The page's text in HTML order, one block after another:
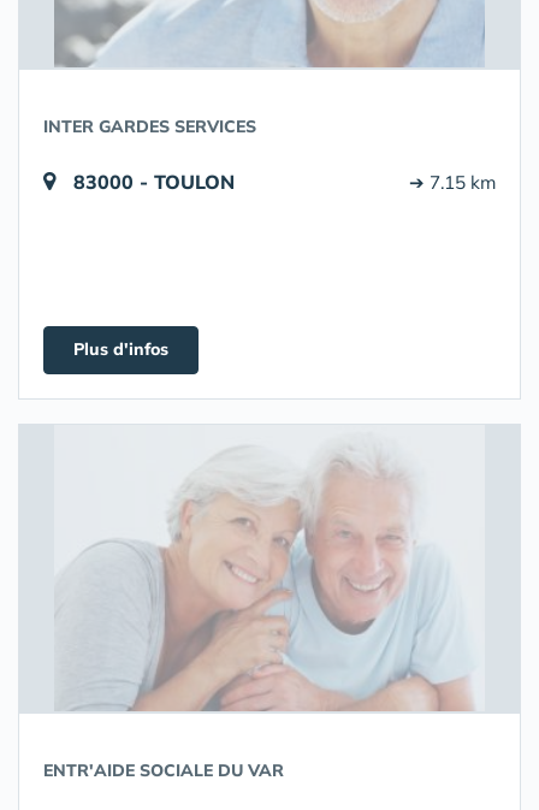
INTER GARDES SERVICES
83000 - TOULON ➔ 7.15 km
Plus d'infos
ENTR'AIDE SOCIALE DU VAR